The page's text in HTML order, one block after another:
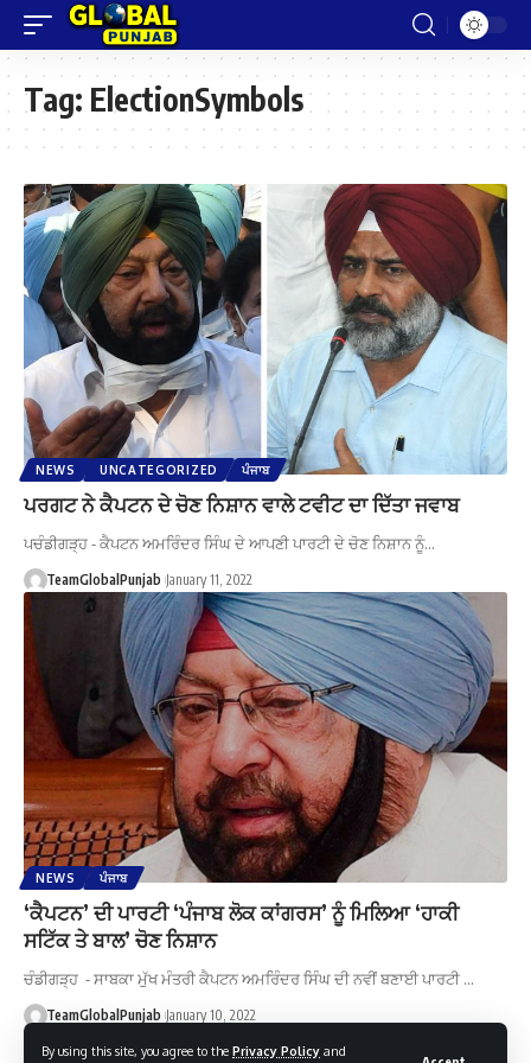
By using this site, you agree to the Privacy Policy and
Tag: ElectionSymbols
NEWS UNCATEGORIZED ਪੰਜਾਬ
ਪਰਗਟ ਨੇ ਕੈਪਟਨ ਦੇ ਚੋਣ ਨਿਸ਼ਾਨ ਵਾਲੇ ਟਵੀਟ ਦਾ ਦਿੱਤਾ ਜਵਾਬ
ਪਚੰਡੀਗੜ੍ਹ - ਕੈਪਟਨ ਅਮਰਿੰਦਰ ਸਿੰਘ ਦੇ ਆਪਣੀ ਪਾਰਟੀ ਦੇ ਚੋਣ ਨਿਸ਼ਾਨ ਨੂੰ…
TeamGlobalPunjab January 11, 2022
NEWS ਪੰਜਾਬ
‘ਕੈਪਟਨ’ ਦੀ ਪਾਰਟੀ ‘ਪੰਜਾਬ ਲੋਕ ਕਾਂਗਰਸ’ ਨੂੰ ਮਿਲਿਆ ‘ਹਾਕੀ
ਸਟਿੱਕ ਤੇ ਬਾਲ’ ਚੋਣ ਨਿਸ਼ਾਨ
ਚੰਡੀਗੜ੍ਹ - ਸਾਬਕਾ ਮੁੱਖ ਮੰਤਰੀ ਕੈਪਟਨ ਅਮਰਿੰਦਰ ਸਿੰਘ ਦੀ ਨਵੀਂ ਬਣਾਈ ਪਾਰਟੀ …
TeamGlobalPunjab January 10, 2022